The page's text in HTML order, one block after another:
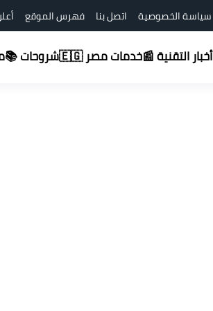
سياسة الخصوصية اتصل بنا فهرس الموقع
أخبار التقنية 📰خدمات مصر 🇪🇬 شروحات 📚